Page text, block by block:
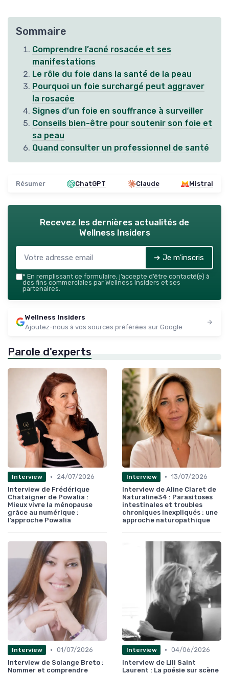
Sommaire
Comprendre l’acné rosacée et ses
manifestations
Le rôle du foie dans la santé de la peau
Pourquoi un foie surchargé peut aggraver
la rosacée
Signes d’un foie en souffrance à surveiller
Conseils bien-être pour soutenir son foie et
sa peau
Quand consulter un professionnel de santé
Résumer ChatGPT Claude Mistral
Recevez les dernières actualités de
Wellness Insiders
➔ Je m'inscris
* En remplissant ce formulaire, j’accepte d’être contacté(e) à
des fins commerciales par Wellness Insiders et ses
partenaires.
Wellness Insiders
Ajoutez-nous à vos sources préférées sur Google
Parole d'experts
Interview •
24/07/2026
Interview de Frédérique
Chataigner de Powalia :
Mieux vivre la ménopause
grâce au numérique :
l’approche Powalia
Interview • 13/07/2026
Interview de Aline Claret de
Naturaline34 : Parasitoses
intestinales et troubles
chroniques inexpliqués : une
approche naturopathique
Interview • 01/07/2026
Interview de Solange Breto :
Nommer et comprendre
Interview • 04/06/2026
Interview de Lili Saint
Laurent : La poésie sur scène